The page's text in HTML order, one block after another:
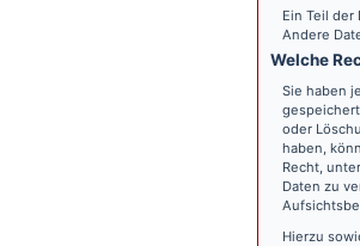
Ein Teil
Andere
Welche
Sie haben
oder
haben,
Recht,
Daten zu
Hierzu